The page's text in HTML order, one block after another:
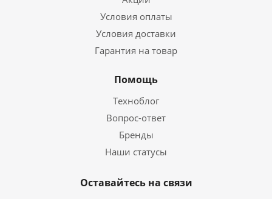
Условия оплаты
Условия доставки
Гарантия на товар
Помощь
Техноблог
Вопрос-ответ
Бренды
Наши статусы
Оставайтесь на связи